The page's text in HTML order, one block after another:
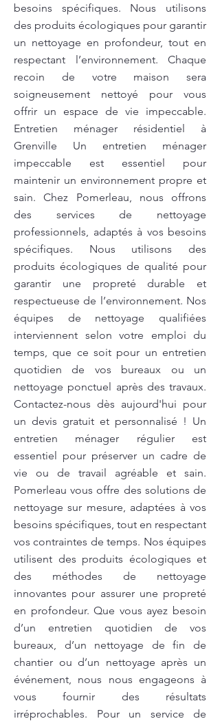
besoins spécifiques. Nous utilisons
des produits écologiques pour garantir
un nettoyage en profondeur, tout en
respectant l’environnement. Chaque
recoin de votre maison sera
soigneusement nettoyé pour vous
offrir un espace de vie impeccable.
Entretien ménager résidentiel à
Grenville Un entretien ménager
impeccable est essentiel pour
maintenir un environnement propre et
sain. Chez Pomerleau, nous offrons
des services de nettoyage
professionnels, adaptés à vos besoins
spécifiques. Nous utilisons des
produits écologiques de qualité pour
garantir une propreté durable et
respectueuse de l’environnement. Nos
équipes de nettoyage qualifiées
interviennent selon votre emploi du
temps, que ce soit pour un entretien
quotidien de vos bureaux ou un
nettoyage ponctuel après des travaux.
Contactez-nous dès aujourd'hui pour
un devis gratuit et personnalisé ! Un
entretien ménager régulier est
essentiel pour préserver un cadre de
vie ou de travail agréable et sain.
Pomerleau vous offre des solutions de
nettoyage sur mesure, adaptées à vos
besoins spécifiques, tout en respectant
vos contraintes de temps. Nos équipes
utilisent des produits écologiques et
des méthodes de nettoyage
innovantes pour assurer une propreté
en profondeur. Que vous ayez besoin
d’un entretien quotidien de vos
bureaux, d’un nettoyage de fin de
chantier ou d’un nettoyage après un
événement, nous nous engageons à
vous fournir des résultats
irréprochables. Pour un service de